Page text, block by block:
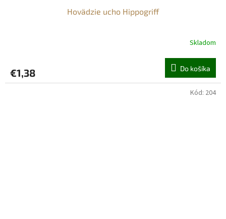
Hovädzie ucho Hippogriff
Skladom
€1,38 Do košíka
Kód: 204